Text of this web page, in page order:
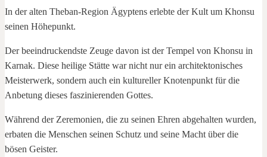
In der alten Theban-Region Ägyptens erlebte der Kult um Khonsu
seinen Höhepunkt.
Der beeindruckendste Zeuge davon ist der Tempel von Khonsu in
Karnak. Diese heilige Stätte war nicht nur ein architektonisches
Meisterwerk, sondern auch ein kultureller Knotenpunkt für die
Anbetung dieses faszinierenden Gottes.
Während der Zeremonien, die zu seinen Ehren abgehalten wurden,
erbaten die Menschen seinen Schutz und seine Macht über die
bösen Geister.